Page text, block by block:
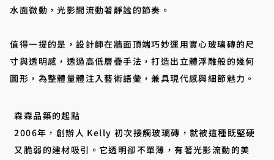
水面微動，光影間流動著靜謐的節奏。
值得一提的是，設計師在牆面頂端巧妙運用實心玻璃磚的尺
寸與透明感，透過高低層疊手法，打造出立體浮雕般的幾何
圖形，為整體量體注入藝術語彙，兼具現代感與細節魅力。
森森品築的起點
2006年，創辦人 Kelly 初次接觸玻璃磚，就被這種既堅硬
又脆弱的建材吸引。它透明卻不單薄，有著光影流動的美